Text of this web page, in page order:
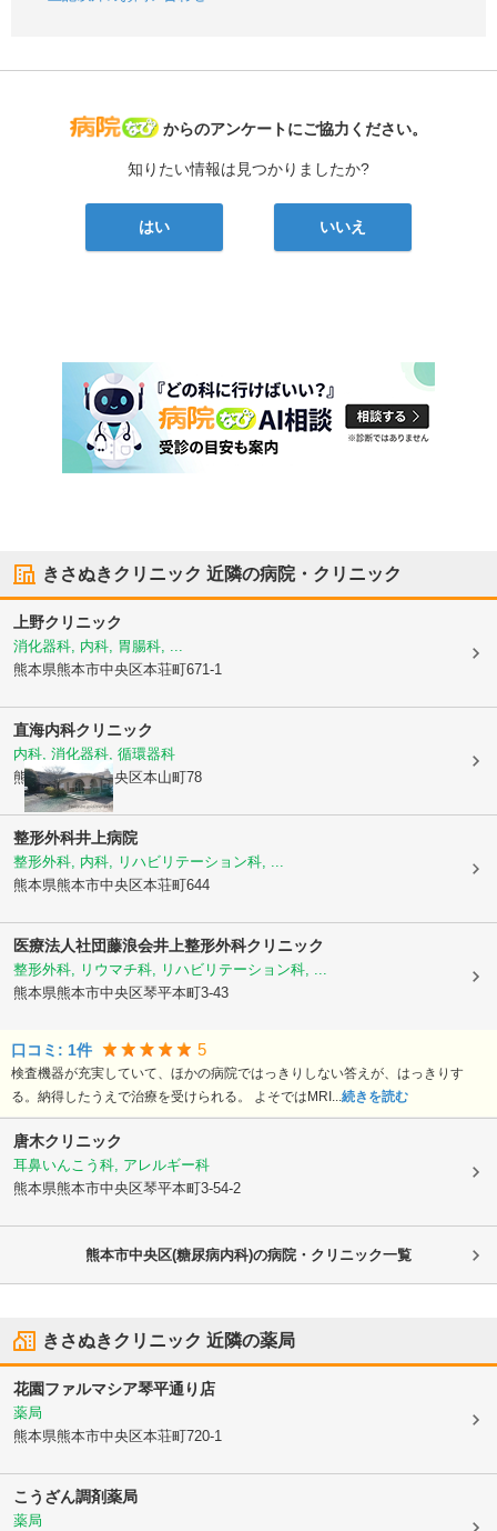
病院なび
からのアンケートにご協力ください。
知りたい情報は見つかりましたか?
はい いいえ
きさぬきクリニック 近隣の病院・クリニック
上野クリニック
消化器科, 内科, 胃腸科, ...
熊本県熊本市中央区本荘町671-1
直海内科クリニック
内科, 消化器科, 循環器科
熊本県熊本市中央区本山町78
整形外科井上病院
整形外科, 内科, リハビリテーション科, ...
熊本県熊本市中央区本荘町644
医療法人社団藤浪会井上整形外科クリニック
整形外科, リウマチ科, リハビリテーション科, ...
熊本県熊本市中央区琴平本町3-43
口コミ: 1件 5
検査機器が充実していて、ほかの病院ではっきりしない答えが、はっきりす
る。納得したうえで治療を受けられる。 よそではMRI... 続きを読む
唐木クリニック
耳鼻いんこう科, アレルギー科
熊本県熊本市中央区琴平本町3-54-2
熊本市中央区(糖尿病内科)の病院・クリニック一覧
きさぬきクリニック 近隣の薬局
花園ファルマシア琴平通り店
薬局
熊本県熊本市中央区本荘町720-1
こうざん調剤薬局
薬局